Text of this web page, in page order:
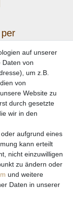
auf unserer
Daten von
um z.B.
von
Website zu
durch gesetzte
wir in den
aufgrund eines
kann erteilt
nicht einzuwilligen
zu ändern oder
und weitere
Daten in unserer